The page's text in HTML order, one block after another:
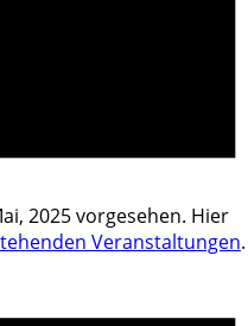
2025 vorgesehen. Hier
Veranstaltungen.